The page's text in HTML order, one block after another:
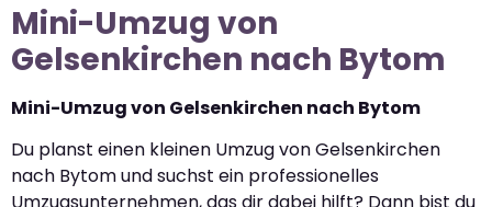
Mini-Umzug von
Gelsenkirchen nach Bytom
Mini-Umzug von Gelsenkirchen nach Bytom
Du planst einen kleinen Umzug von Gelsenkirchen
nach Bytom und suchst ein professionelles